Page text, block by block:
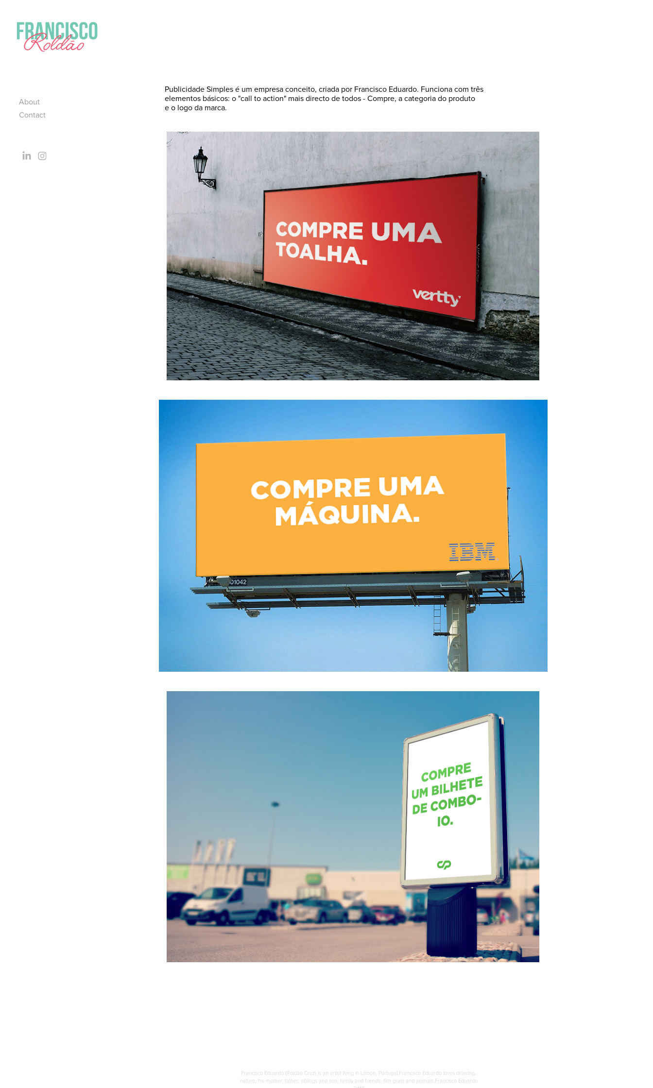
About
Contact
Publicidade Simples é um empresa conceito, criada por Francisco Eduardo. Funciona com três
elementos básicos: o "call to action" mais directo de todos - Compre, a categoria do produto
e o logo da marca.
Francisco Eduardo (Roldão Cruz) is an artist living in Lisbon, Portugal.Francisco Eduardo loves drawing,
nature, his mother, father, siblings and son, family and friends, film grain and animals.Francisco Eduardo